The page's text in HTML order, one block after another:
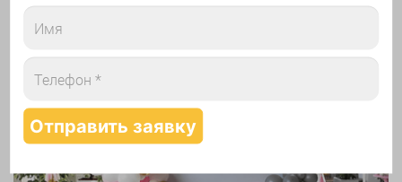
Печать логотипа